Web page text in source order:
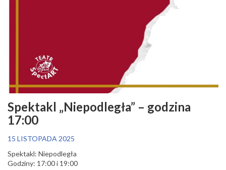
Spektakl „Niepodległa” – godzina
17:00
15 LISTOPADA 2025
Spektakl: Niepodległa
Godziny: 17:00 i 19:00